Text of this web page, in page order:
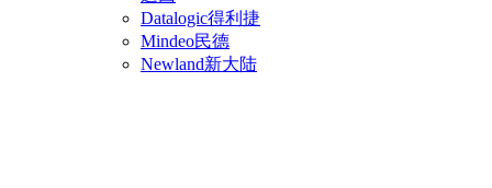
Datalogic得利捷
Mindeo民德
Newland新大陆